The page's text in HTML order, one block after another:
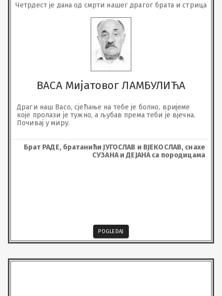
Четрдест је дана од смрти нашег драгог брата и стрица
ВАСА Мијатовог ЛАМБУЛИЋА
Драги наш Васо, сјећање на тебе је болно, вријемe
које пролази је тужно, а љубав према теби је вјечна.
Почивај у миру.
Брат РАДЕ, братанићи ЈУГОСЛАВ и ВЈЕКОСЛАВ, снахе
СУЗАНА и ДЕЈАНА са породицама
POGLEDAJ